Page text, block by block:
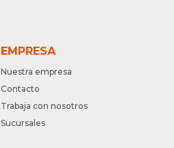
EMPRESA
Nuestra empresa
Contacto
Trabaja con nosotros
Sucursales